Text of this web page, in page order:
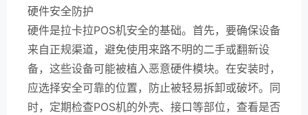
硬件安全防护
硬件是拉卡拉POS机安全的基础。首先，要确保设备
来自正规渠道，避免使用来路不明的二手或翻新设
备，这些设备可能被植入恶意硬件模块。在安装时，
应选择安全可靠的位置，防止被轻易拆卸或破坏。同
时，定期检查POS机的外壳、接口等部位，查看是否